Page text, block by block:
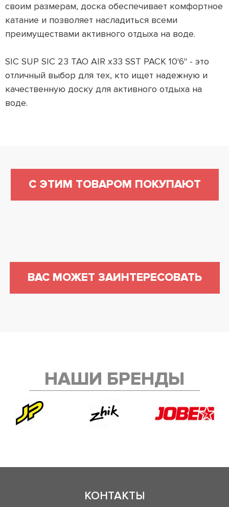
своим размерам, доска обеспечивает комфортное
катание и позволяет насладиться всеми
преимуществами активного отдыха на воде.
SIC SUP SIC 23 TAO AIR x33 SST PACK 10'6" - это
отличный выбор для тех, кто ищет надежную и
качественную доску для активного отдыха на
воде.
С ЭТИМ ТОВАРОМ ПОКУПАЮТ
ВАС МОЖЕТ ЗАИНТЕРЕСОВАТЬ
НАШИ БРЕНДЫ
КОНТАКТЫ